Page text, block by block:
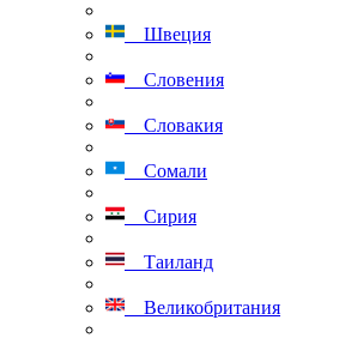
Швеция
Словения
Словакия
Сомали
Сирия
Таиланд
Великобритания